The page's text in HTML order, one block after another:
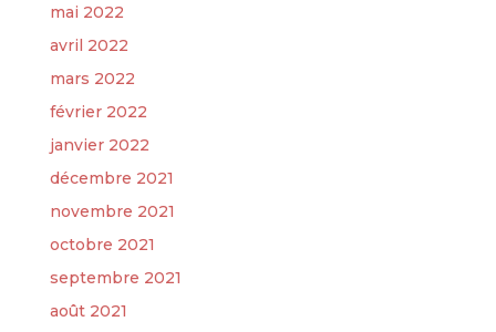
mai 2022
avril 2022
mars 2022
février 2022
janvier 2022
décembre 2021
novembre 2021
octobre 2021
septembre 2021
août 2021